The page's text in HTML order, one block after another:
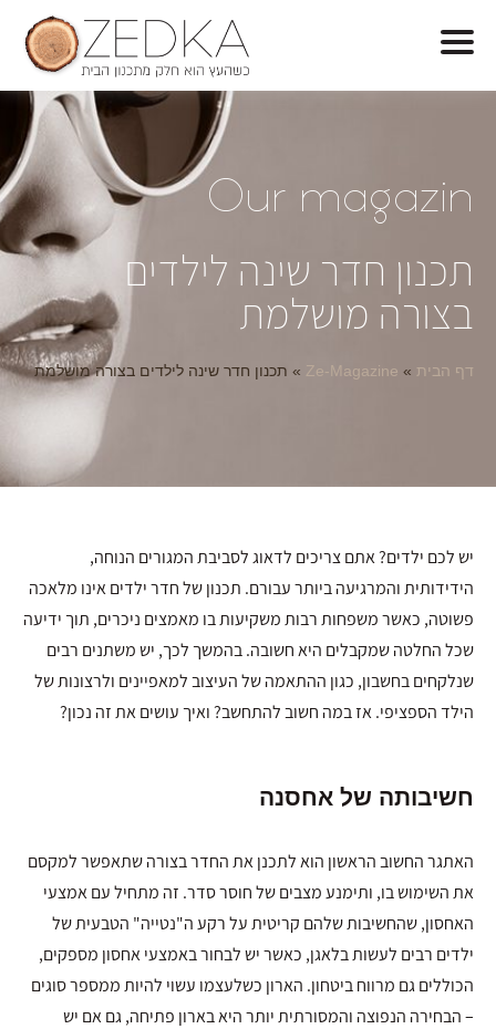
Our magazin
תכנון חדר שינה לילדים
בצורה מושלמת
דף הבית »
Ze-Magazine
» תכנון חדר שינה לילדים בצורה מושלמת
יש לכם ילדים? אתם צריכים לדאוג לסביבת המגורים הנוחה,
הידידותית והמרגיעה ביותר עבורם. תכנון של חדר ילדים אינו מלאכה
פשוטה, כאשר משפחות רבות משקיעות בו מאמצים ניכרים, תוך ידיעה
שכל החלטה שמקבלים היא חשובה. בהמשך לכך, יש משתנים רבים
שנלקחים בחשבון, כגון ההתאמה של העיצוב למאפיינים ולרצונות של
הילד הספציפי. אז במה חשוב להתחשב? ואיך עושים את זה נכון?
חשיבותה של אחסנה
האתגר החשוב הראשון הוא לתכנן את החדר בצורה שתאפשר למקסם
את השימוש בו, ותימנע מצבים של חוסר סדר. זה מתחיל עם אמצעי
האחסון, שהחשיבות שלהם קריטית על רקע ה"נטייה" הטבעית של
ילדים רבים לעשות בלאגן, כאשר יש לבחור באמצעי אחסון מספקים,
הכוללים גם מרווח ביטחון. הארון כשלעצמו עשוי להיות ממספר סוגים
– הבחירה הנפוצה והמסורתית יותר היא בארון פתיחה, גם אם יש